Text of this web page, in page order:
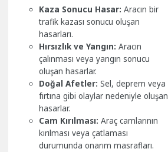
Kaza Sonucu Hasar: Aracın bir
trafik kazası sonucu oluşan
hasarları.
Hırsızlık ve Yangın: Aracın
çalınması veya yangın sonucu
oluşan hasarlar.
Doğal Afetler: Sel, deprem veya
fırtına gibi olaylar nedeniyle oluşan
hasarlar.
Cam Kırılması: Araç camlarının
kırılması veya çatlaması
durumunda onarım masrafları.